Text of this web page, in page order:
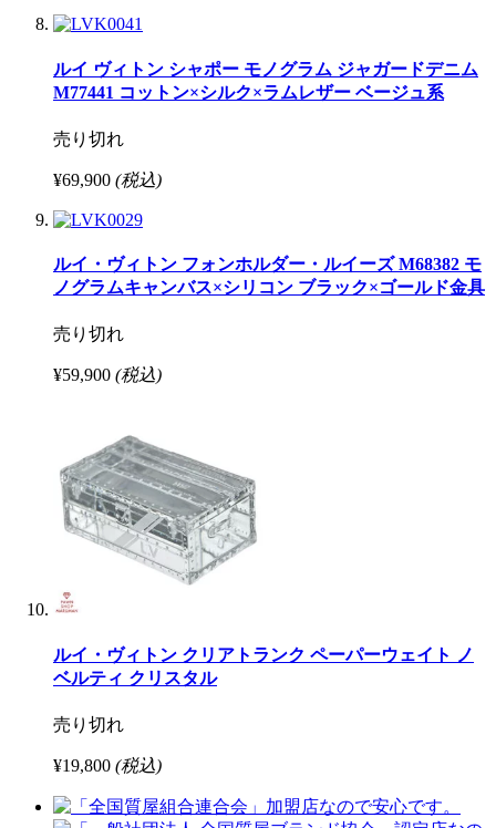
ルイ ヴィトン シャポー モノグラム ジャガードデニム
M77441 コットン×シルク×ラムレザー ベージュ系
売り切れ
¥69,900 (税込)
ルイ・ヴィトン フォンホルダー・ルイーズ M68382 モ
ノグラムキャンバス×シリコン ブラック×ゴールド金具
売り切れ
¥59,900 (税込)
ルイ・ヴィトン クリアトランク ペーパーウェイト ノ
ベルティ クリスタル
売り切れ
¥19,800 (税込)